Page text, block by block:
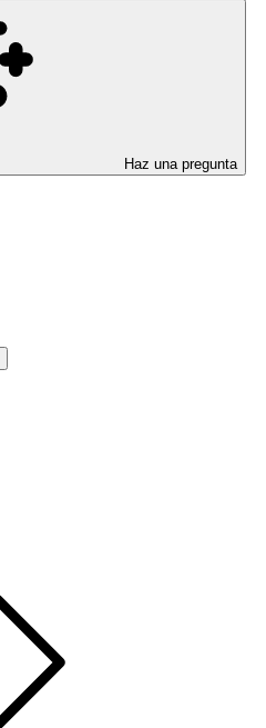
Haz una pregunta